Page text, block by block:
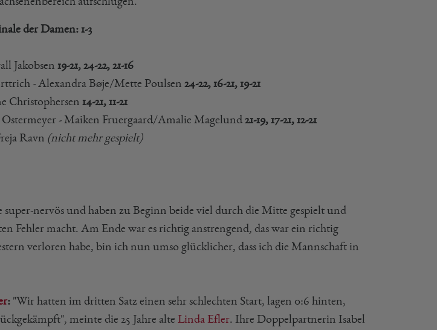
der Damen: 1-3
Jakobsen 19-21, 24-22, 21-16
- Alexandra Bøje/Mette Poulsen 24-22, 16-21, 19-21
Christophersen 14-21, 11-21
- Maiken Fruergaard/Amalie Magelund 21-19, 17-21, 12-21
Ravn (nicht mehr gespielt)
super-nervös und haben zu Beginn beide viel durch die Mitte gespielt und
Fehler macht. Am Ende war es richtig anstrengend, das war ein richtig
verloren habe, bin ich nun umso glücklicher, dass ich die Mannschaft in
: "Wir hatten im dritten Satz einen sehr schlechten Start, lagen 0:6 hinten,
meinte die 25 Jahre alte Linda Efler. Ihre Doppelpartnerin Isabel